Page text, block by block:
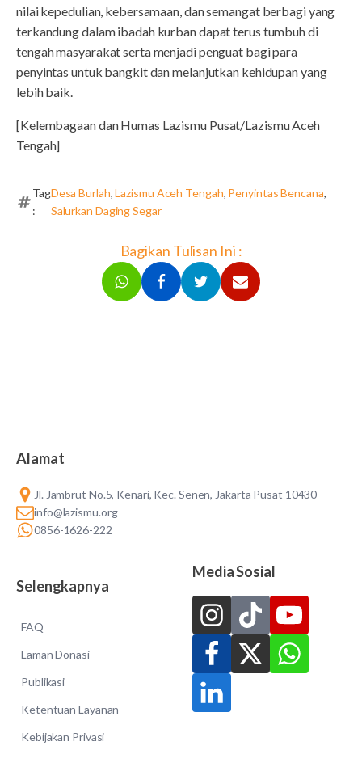
nilai kepedulian, kebersamaan, dan semangat berbagi yang
terkandung dalam ibadah kurban dapat terus tumbuh di
tengah masyarakat serta menjadi penguat bagi para
penyintas untuk bangkit dan melanjutkan kehidupan yang
lebih baik.
[Kelembagaan dan Humas Lazismu Pusat/Lazismu Aceh
Tengah]
Tag
:
Desa Burlah,Lazismu Aceh Tengah, Penyintas Bencana,
Salurkan Daging Segar
Bagikan Tulisan Ini :
Alamat
Jl. Jambrut No.5, Kenari, Kec. Senen, Jakarta Pusat 10430
info@lazismu.org
0856-1626-222
Selengkapnya
FAQ
Laman Donasi
Publikasi
Ketentuan Layanan
Kebijakan Privasi
Media Sosial